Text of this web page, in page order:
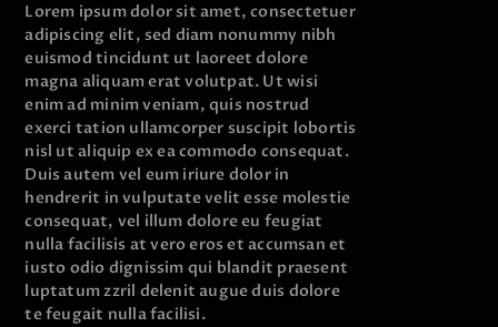
Lorem ipsum dolor sit amet, consectetuer
adipiscing elit, sed diam nonummy nibh
euismod tincidunt ut laoreet dolore
magna aliquam erat volutpat. Ut wisi
enim ad minim veniam, quis nostrud
exerci tation ullamcorper suscipit lobortis
nisl ut aliquip ex ea commodo consequat.
Duis autem vel eum iriure dolor in
hendrerit in vulputate velit esse molestie
consequat, vel illum dolore eu feugiat
nulla facilisis at vero eros et accumsan et
iusto odio dignissim qui blandit praesent
luptatum zzril delenit augue duis dolore
te feugait nulla facilisi.